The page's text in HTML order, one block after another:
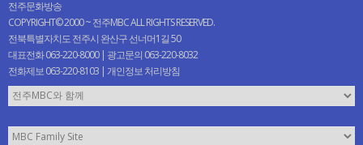
전주문화방송
COPYRIGHT© 2000 ~ 전주MBC ALL RIGHTS RESERVED.
전북특별자치도 전주시 완산구 선너머1길 50
대표전화 063-220-8000 | 광고문의 063-220-8032
전화제보 063-220-8103 | 개인정보 처리방침